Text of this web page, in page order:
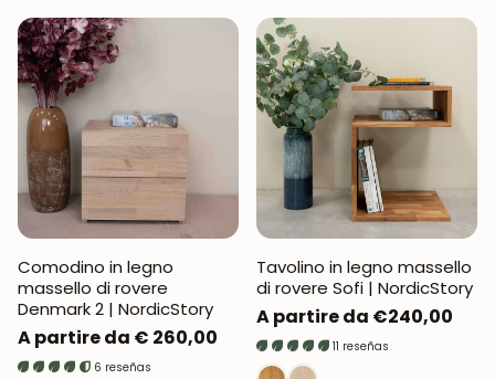
Comodino in legno
massello di rovere
Denmark 2 | NordicStory
Prezzo
normale
A partire da € 260,00
6 reseñas
Tavolino in legno massello
di rovere Sofi | NordicStory
Prezzo
normale
A partire da €240,00
11 reseñas